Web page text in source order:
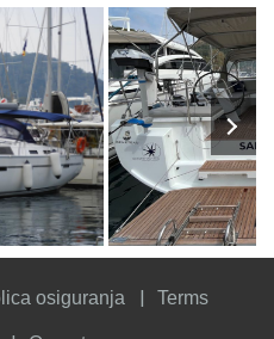
2750€ 10
PERSON
2025
YEAR
5
CABINS
osiguranja Terms